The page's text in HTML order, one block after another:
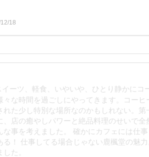
18
ーツ、軽食、いやいや、ひとり静かにコ
な時間を過ごしにやってきます。コーヒ
た少し特別な場所なのかもしれない。第
店の癒やしパワーと絶品料理のせいで全
事を考えました。 確かにカフェには仕事
！ 仕事してる場合じゃない鹿楓堂の魅力
た。